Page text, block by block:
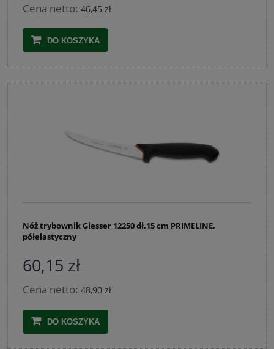
Cena netto: 46,45 zł
DO KOSZYKA
Nóż trybownik Giesser 12250 dł.15 cm PRIMELINE,
półelastyczny
60,15 zł
Cena netto: 48,90 zł
DO KOSZYKA